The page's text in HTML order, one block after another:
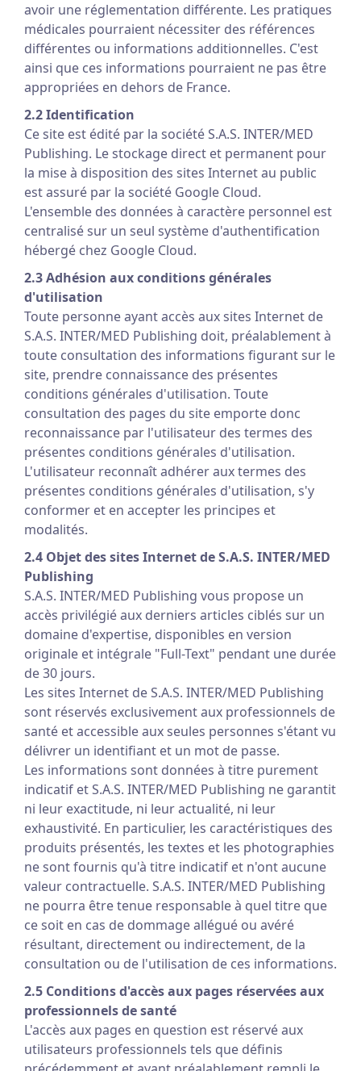
avoir une réglementation différente. Les pratiques
médicales pourraient nécessiter des références
différentes ou informations additionnelles. C'est
ainsi que ces informations pourraient ne pas être
appropriées en dehors de France.
2.2 Identification
Ce site est édité par la société S.A.S. INTER/MED
Publishing. Le stockage direct et permanent pour
la mise à disposition des sites Internet au public
est assuré par la société Google Cloud.
L'ensemble des données à caractère personnel est
centralisé sur un seul système d'authentification
hébergé chez Google Cloud.
2.3 Adhésion aux conditions générales
d'utilisation
Toute personne ayant accès aux sites Internet de
S.A.S. INTER/MED Publishing doit, préalablement à
toute consultation des informations figurant sur le
site, prendre connaissance des présentes
conditions générales d'utilisation. Toute
consultation des pages du site emporte donc
reconnaissance par l'utilisateur des termes des
présentes conditions générales d'utilisation.
L'utilisateur reconnaît adhérer aux termes des
présentes conditions générales d'utilisation, s'y
conformer et en accepter les principes et
modalités.
2.4 Objet des sites Internet de S.A.S. INTER/MED
Publishing
S.A.S. INTER/MED Publishing vous propose un
accès privilégié aux derniers articles ciblés sur un
domaine d'expertise, disponibles en version
originale et intégrale "Full-Text" pendant une durée
de 30 jours.
Les sites Internet de S.A.S. INTER/MED Publishing
sont réservés exclusivement aux professionnels de
santé et accessible aux seules personnes s'étant vu
délivrer un identifiant et un mot de passe.
Les informations sont données à titre purement
indicatif et S.A.S. INTER/MED Publishing ne garantit
ni leur exactitude, ni leur actualité, ni leur
exhaustivité. En particulier, les caractéristiques des
produits présentés, les textes et les photographies
ne sont fournis qu'à titre indicatif et n'ont aucune
valeur contractuelle. S.A.S. INTER/MED Publishing
ne pourra être tenue responsable à quel titre que
ce soit en cas de dommage allégué ou avéré
résultant, directement ou indirectement, de la
consultation ou de l'utilisation de ces informations.
2.5 Conditions d'accès aux pages réservées aux
professionnels de santé
L'accès aux pages en question est réservé aux
utilisateurs professionnels tels que définis